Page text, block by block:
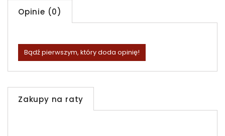
Opinie (0)
Bądź pierwszym, który doda opinię!
Zakupy na raty